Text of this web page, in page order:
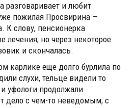
разговаривает и любит
пожилая Просвирина —
К слову, пенсионерка
лечения, но через некоторое
и скончалась.
карлике еще долго бурлила по
слухи, тельце видели то
уфологи продолжали
дело с чем-то неведомым, с